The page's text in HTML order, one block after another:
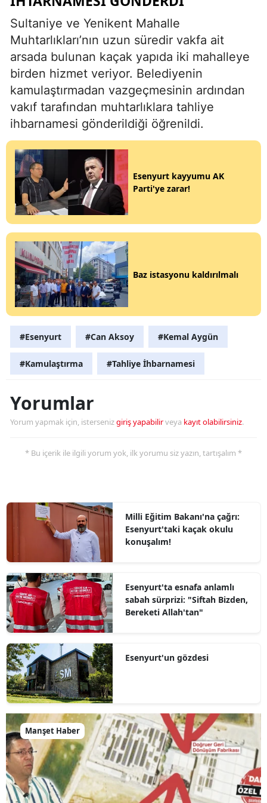
Sultaniye ve Yenikent Mahalle
Muhtarlıkları’nın uzun süredir vakfa ait
arsada bulunan kaçak yapıda iki mahalleye
birden hizmet veriyor. Belediyenin
kamulaştırmadan vazgeçmesinin ardından
vakıf tarafından muhtarlıklara tahliye
ihbarnamesi gönderildiği öğrenildi.
Esenyurt kayyumu AK
Parti'ye zarar!
Baz istasyonu kaldırılmalı
#Esenyurt #Can Aksoy #Kemal Aygün
#Kamulaştırma #Tahliye İhbarnamesi
Yorumlar
Yorum yapmak için, istersenizgiriş yapabilirveya kayıt olabilirsiniz.
* Bu içerik ile ilgili yorum yok, ilk yorumu siz yazın, tartışalım *
Milli Eğitim Bakanı'na çağrı:
Esenyurt'taki kaçak okulu
konuşalım!
Esenyurt'ta esnafa anlamlı
sabah sürprizi: "Siftah Bizden,
Bereketi Allah'tan"
Esenyurt'un gözdesi
Manşet Haber